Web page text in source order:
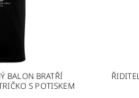
BALON BRATŘÍ
S POTISKEM